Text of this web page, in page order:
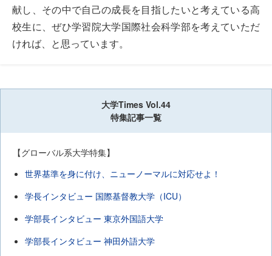
献し、その中で自己の成長を目指したいと考えている高
校生に、ぜひ学習院大学国際社会科学部を考えていただ
ければ、と思っています。
大学Times Vol.44
特集記事一覧
【グローバル系大学特集】
世界基準を身に付け、ニューノーマルに対応せよ！
学長インタビュー 国際基督教大学（ICU）
学部長インタビュー 東京外国語大学
学部長インタビュー 神田外語大学